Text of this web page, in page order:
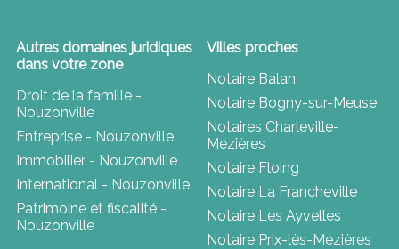
Autres domaines juridiques
dans votre zone
Droit de la famille -
Nouzonville
Entreprise - Nouzonville
Immobilier - Nouzonville
International - Nouzonville
Patrimoine et fiscalité -
Nouzonville
Villes proches
Notaire Balan
Notaire Bogny-sur-Meuse
Notaires Charleville-
Mézières
Notaire Floing
Notaire La Francheville
Notaire Les Ayvelles
Notaire Prix-lès-Mézières